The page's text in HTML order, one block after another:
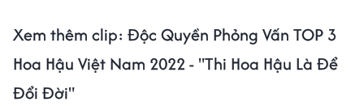
Xem thêm clip: Độc Quyền Phỏng Vấn TOP 3
Hoa Hậu Việt Nam 2022 - "Thi Hoa Hậu Là Để
Đổi Đời"